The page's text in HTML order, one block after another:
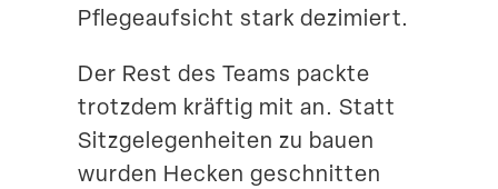
Pflege­auf­sicht stark dezimiert.
Der Rest des Teams packte
trotzdem kräftig mit an. Statt
Sitzge­le­gen­heiten zu bauen
wurden Hecken geschnitten